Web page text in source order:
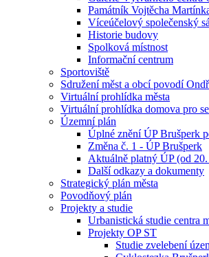
Památník Vojtěcha
Víceúčelový společenský
Historie budovy
Spolková místnost
Informační centrum
Sportoviště
Sdružení měst a obcí povodí
Virtuální prohlídka města
Virtuální prohlídka domova pro
Územní plán
Úplné znění ÚP Brušperk
Změna č. 1 - ÚP Brušperk
Aktuálně platný ÚP (od
Další odkazy a dokumenty
Strategický plán města
Povodňový plán
Projekty a studie
Urbanistická studie centra
Projekty OP ST
Studie zvelebení